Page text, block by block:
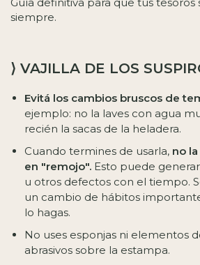
siempre.
⟩ VAJILLA DE LOS
Evitá los cambios bruscos de
ejemplo: no la laves con agua
recién la sacas de la heladera.
Cuando termines de usarla, no
en "remojo". Esto puede
u otros defectos con el tiempo.
un cambio de hábitos
lo hagas.
No uses esponjas ni elementos
abrasivos sobre la estampa.